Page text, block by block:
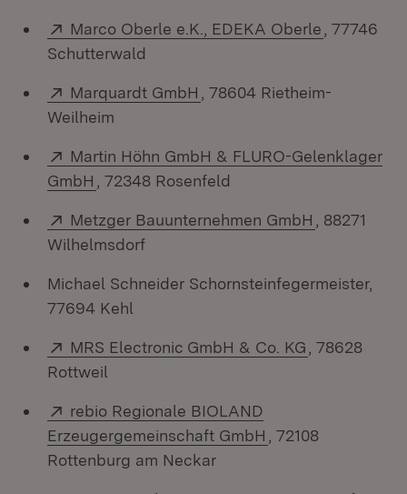
Extern:
Marco Oberle e.K., EDEKA Oberle (Öffnet in
, 77746
Schutterwald
Extern:
Marquardt GmbH (Öffnet in neuem Fenster)
, 78604 Rietheim-
Weilheim
Extern:
Martin Höhn GmbH & FLURO-Gelenklager
GmbH (Öffnet in neuem Fenster)
, 72348 Rosenfeld
Extern:
Metzger Bauunternehmen GmbH (Öffnet in
, 88271
Wilhelmsdorf
Michael Schneider Schornsteinfegermeister,
77694 Kehl
Extern:
MRS Electronic GmbH & Co. KG (Öffnet in
, 78628
Rottweil
Extern:
rebio Regionale BIOLAND
Erzeugergemeinschaft GmbH (Öffnet in neuem
, 72108
Rottenburg am Neckar